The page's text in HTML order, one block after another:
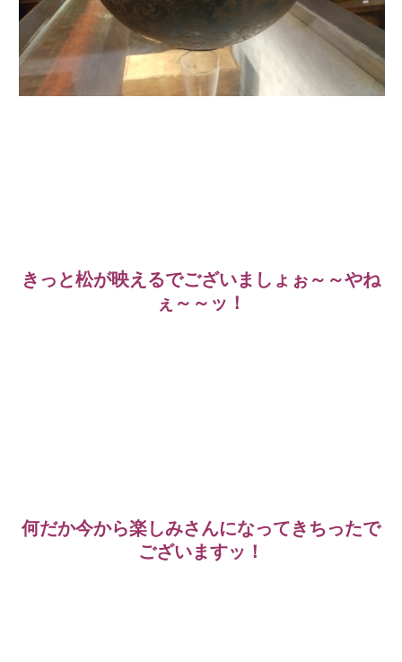
きっと松が映えるでございましょぉ～～やね
ぇ～～ッ！
何だか今から楽しみさんになってきちったで
ございますッ！